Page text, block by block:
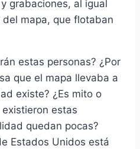
grabaciones, al igual
mapa, que flotaban
estas personas? ¿Por
que el mapa llevaba a
existe? ¿Es mito o
estas
quedan pocas?
Estados Unidos está